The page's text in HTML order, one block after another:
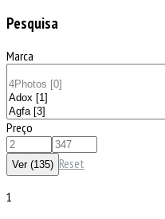
Pesquisa
Marca
Preço
Reset
1